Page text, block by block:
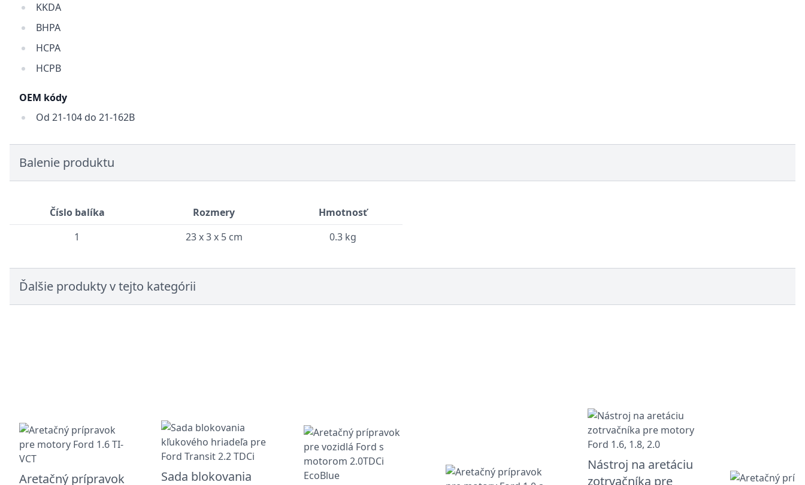
KKDA
BHPA
HCPA
HCPB
OEM kódy
Od 21-104 do 21-162B
Balenie produktu
Číslo balíka Rozmery
Hmotnosť
1
23 x 3 x 5 cm 0.3 kg
Ďalšie produkty v tejto kategórii
Aretačný prípravok
Sada blokovania
Nástroj na aretáciu
zotrvačníka pre